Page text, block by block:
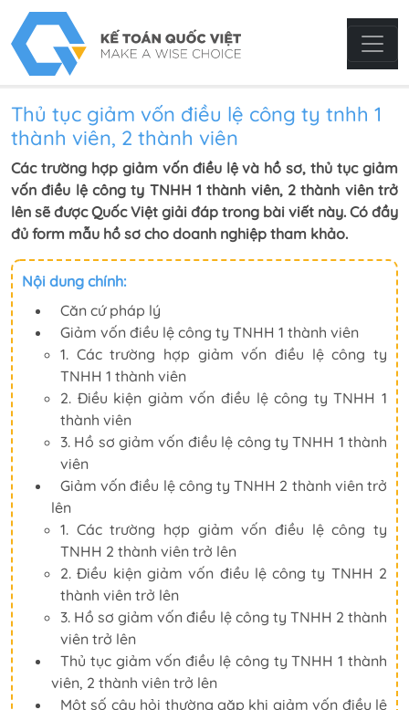
Thủ tục giảm vốn điều lệ công ty tnhh 1
thành viên, 2 thành viên
Các trường hợp giảm vốn điều lệ và hồ sơ, thủ tục giảm
vốn điều lệ công ty TNHH 1 thành viên, 2 thành viên trở
lên sẽ được Quốc Việt giải đáp trong bài viết này. Có đầy
đủ form mẫu hồ sơ cho doanh nghiệp tham khảo.
Nội dung chính:
Căn cứ pháp lý
Giảm vốn điều lệ công ty TNHH 1 thành viên
1. Các trường hợp giảm vốn điều lệ công ty
TNHH 1 thành viên
2. Điều kiện giảm vốn điều lệ công ty TNHH 1
thành viên
3. Hồ sơ giảm vốn điều lệ công ty TNHH 1 thành
viên
Giảm vốn điều lệ công ty TNHH 2 thành viên trở
lên
1. Các trường hợp giảm vốn điều lệ công ty
TNHH 2 thành viên trở lên
2. Điều kiện giảm vốn điều lệ công ty TNHH 2
thành viên trở lên
3. Hồ sơ giảm vốn điều lệ công ty TNHH 2 thành
viên trở lên
Thủ tục giảm vốn điều lệ công ty TNHH 1 thành
viên, 2 thành viên trở lên
Một số câu hỏi thường gặp khi giảm vốn điều lệ